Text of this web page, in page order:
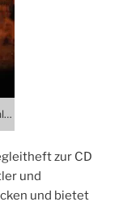
Alma live in der Postgarage | Fotos © Gerald Ganglbauer 2015
zur CD
und
und bietet